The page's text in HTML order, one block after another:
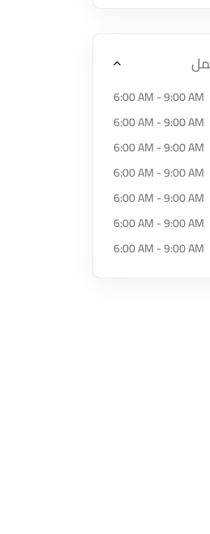
6:00 AM - 9:00 AM
6:00 AM - 9:00 AM
6:00 AM - 9:00 AM
6:00 AM - 9:00 AM
6:00 AM - 9:00 AM
6:00 AM - 9:00 AM
6:00 AM - 9:00 AM